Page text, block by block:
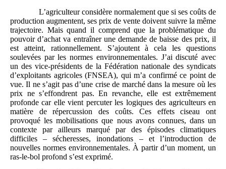
L’agriculteur considère normalement que si ses coûts de
production augmentent, ses prix de vente doivent suivre la même
trajectoire. Mais quand il comprend que la problématique du
pouvoir d’achat va entraîner une demande de baisse des prix, il
est atteint, rationnellement. S’ajoutent à cela les questions
soulevées par les normes environnementales. J’ai discuté avec
un des vice-présidents de la Fédération nationale des syndicats
d’exploitants agricoles (FNSEA), qui m’a confirmé ce point de
vue. Il ne s’agit pas d’une crise de marché dans la mesure où les
prix ne s’effondrent pas. En revanche, elle est extrêmement
profonde car elle vient percuter les logiques des agriculteurs en
matière de répercussion des coûts. Ces effets ciseau ont
provoqué les mobilisations que nous avons connues, dans un
contexte par ailleurs marqué par des épisodes climatiques
difficiles – sécheresses, inondations – et l’introduction de
nouvelles normes environnementales. À partir d’un moment, un
ras-le-bol profond s’est exprimé.